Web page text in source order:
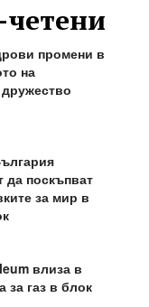
промени в
на
да поскъпват
за мир в
влиза в
за газ в блок